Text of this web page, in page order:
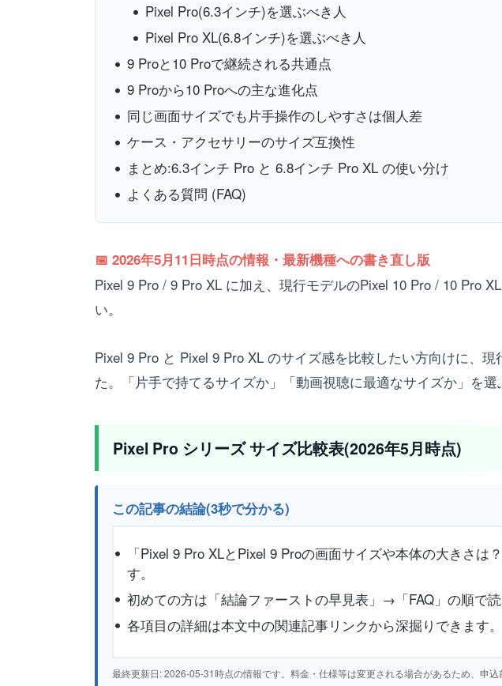
Pixel Pro(6.3インチ)を選ぶべき人
Pixel Pro XL(6.8インチ)を選ぶべき人
9 Proと10 Proで継続される共通点
9 Proから10 Proへの主な進化点
同じ画面サイズでも片手操作のしやすさは個人差
ケース・アクセサリーのサイズ互換性
まとめ:6.3インチ Pro と 6.8インチ Pro XL の使い分け
よくある質問 (FAQ)
📅 2026年5月11日時点の情報・最新機種への書き直し版
Pixel 9 Pro / 9 Pro XL に加え、現行モデルのPixel 10 Pro / 10 Pro
い。
Pixel 9 Pro と Pixel 9 Pro XL のサイズ感を比較したい方向けに、
た。「片手で持てるサイズか」「動画視聴に最適なサイズか」を選
Pixel Pro シリーズ サイズ比較表(2026年5月時点)
この記事の結論(3秒で分かる)
「Pixel 9 Pro XLとPixel 9 Proの画面サイズや本体の大きさ
す。
初めての方は「結論ファーストの早見表」→「FAQ」の順で読
各項目の詳細は本文中の関連記事リンクから深掘りできます。
最終更新日: 2026-05-31時点の情報です。料金・仕様等は変更される場合があるため、申込